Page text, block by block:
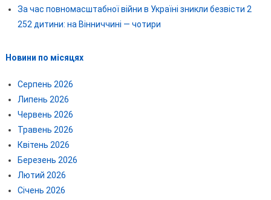
За час повномасштабної війни в Україні зникли безвісти 2
252 дитини: на Вінниччині — чотири
Новини по місяцях
Серпень 2026
Липень 2026
Червень 2026
Травень 2026
Квітень 2026
Березень 2026
Лютий 2026
Січень 2026